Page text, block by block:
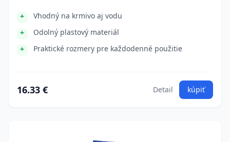
Vhodný na krmivo aj vodu
Odolný plastový materiál
Praktické rozmery pre každodenné použitie
16.33 € Detail kúpiť